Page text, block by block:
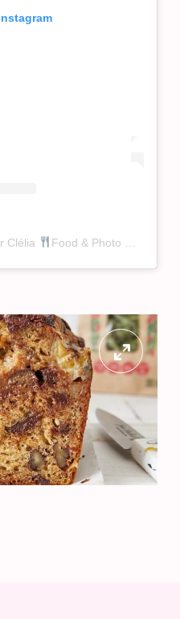
Clélia Food & Photo